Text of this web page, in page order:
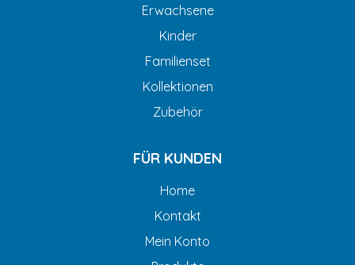
Erwachsene
Kinder
Familienset
Kollektionen
Zubehör
FÜR KUNDEN
Home
Kontakt
Mein Konto